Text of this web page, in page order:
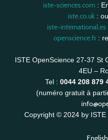
iste-sciences.com:
iste.co.uk :
iste-international.es
openscience.fr:
ISTE OpenScience 27-37 St
4EU –
Tel : 0044 208 879
(numéro gratuit à
Copyright © 2024 by
English